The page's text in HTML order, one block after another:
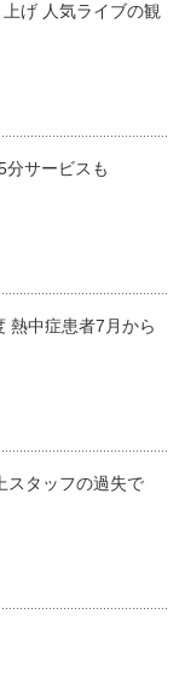
げ 人気ライブの観
サービスも
熱中症患者7月から
スタッフの過失で